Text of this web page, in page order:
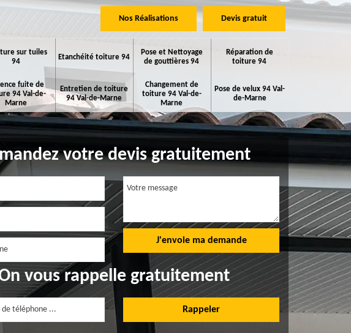
Nos Réalisations Devis gratuit
sur tuiles
94
Etanchéité toiture 94
Pose et Nettoyage
de gouttières 94
Réparation de
toiture 94
fuite de
94 Val-de-
Marne
Entretien de toiture
94 Val-de-Marne
Changement de
toiture 94 Val-de-
Marne
Pose de velux 94 Val-
de-Marne
votre devis gratuitement
vous rappelle gratuitement